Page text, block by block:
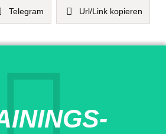
Telegram Url/Link kopieren